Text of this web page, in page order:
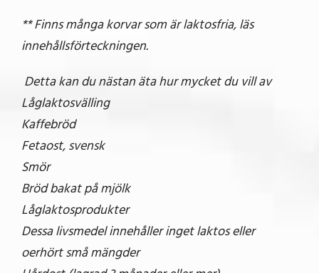
** Finns många korvar som är laktosfria, läs
innehållsförteckningen.
Detta kan du nästan äta hur mycket du vill av
Låglaktosvälling
Kaffebröd
Fetaost, svensk
Smör
Bröd bakat på mjölk
Låglaktosprodukter
Dessa livsmedel innehåller inget laktos eller
oerhört små mängder